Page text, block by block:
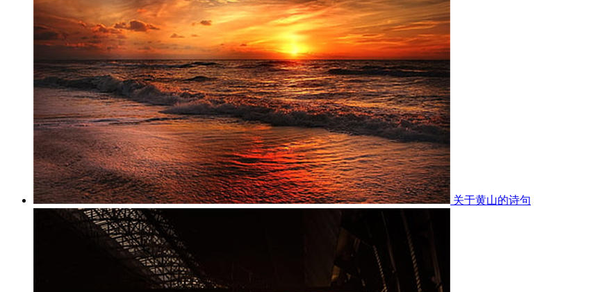
关于黄山的诗句